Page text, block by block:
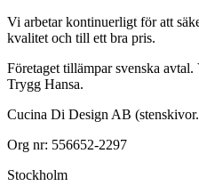
Vi arbetar kontinuerligt för att
kvalitet och till ett bra pris.
Företaget tillämpar svenska
Trygg Hansa.
Cucina Di Design AB
Org nr: 556652-2297
Stockholm